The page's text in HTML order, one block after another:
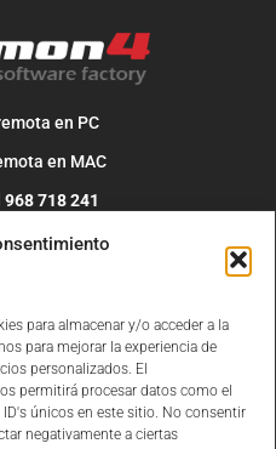
para almacenar y/o acceder a la
para mejorar la experiencia de
personalizados. El
permitirá procesar datos como el
únicos en este sitio. No consentir
negativamente a ciertas
en PC
en MAC
968 718 241